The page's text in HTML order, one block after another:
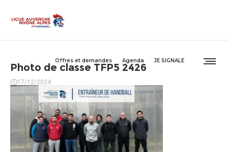
Offres et demandes Agenda JE SIGNALE
Photo de classe TFP5 2426
17/12/2024